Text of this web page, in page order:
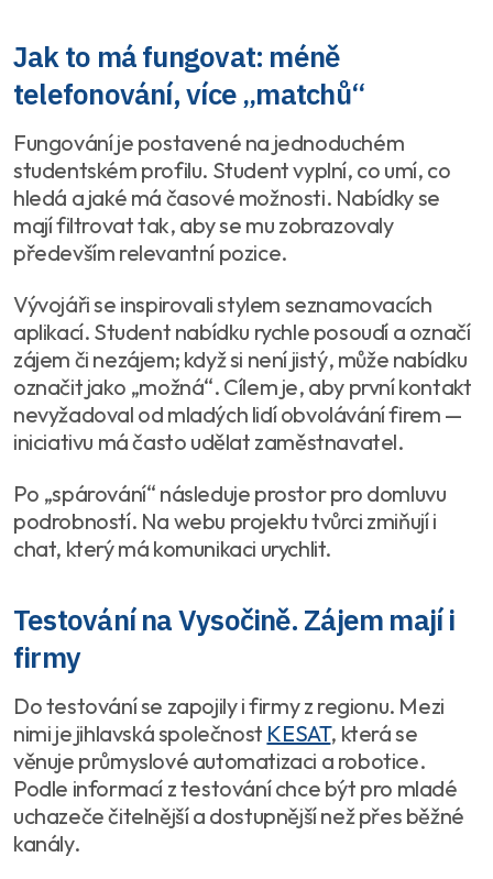
Jak to má fungovat: méně
telefonování, více „matchů“
Fungování je postavené na jednoduchém
studentském profilu. Student vyplní, co umí, co
hledá a jaké má časové možnosti. Nabídky se
mají filtrovat tak, aby se mu zobrazovaly
především relevantní pozice.
Vývojáři se inspirovali stylem seznamovacích
aplikací. Student nabídku rychle posoudí a označí
zájem či nezájem; když si není jistý, může nabídku
označit jako „možná“. Cílem je, aby první kontakt
nevyžadoval od mladých lidí obvolávání firem —
iniciativu má často udělat zaměstnavatel.
Po „spárování“ následuje prostor pro domluvu
podrobností. Na webu projektu tvůrci zmiňují i
chat, který má komunikaci urychlit.
Testování na Vysočině. Zájem mají i
firmy
Do testování se zapojily i firmy z regionu. Mezi
nimi je jihlavská společnost KESAT, která se
věnuje průmyslové automatizaci a robotice.
Podle informací z testování chce být pro mladé
uchazeče čitelnější a dostupnější než přes běžné
kanály.